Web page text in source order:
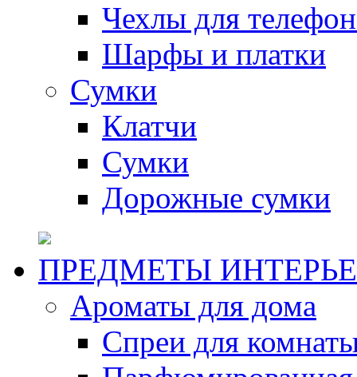
Чехлы для
Шарфы и платки
Сумки
Клатчи
Сумки
Дорожные сумки
ПРЕДМЕТЫ
Ароматы для дома
Спреи для